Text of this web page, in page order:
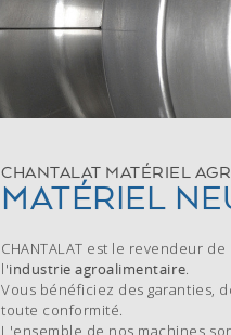
CUISSON
MARMITES
SAUTEUSES
CHANTALAT MATÉRIEL
MATÉRIEL
CHANTALAT est le revendeur
l'industrie agroalimentaire.
Vous bénéficiez des garanties,
toute conformité.
L'ensemble de nos machines